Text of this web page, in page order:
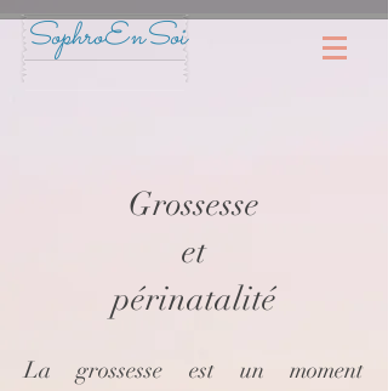
SophroEnSoi
Grossesse
et
périnatalité
La grossesse est un moment